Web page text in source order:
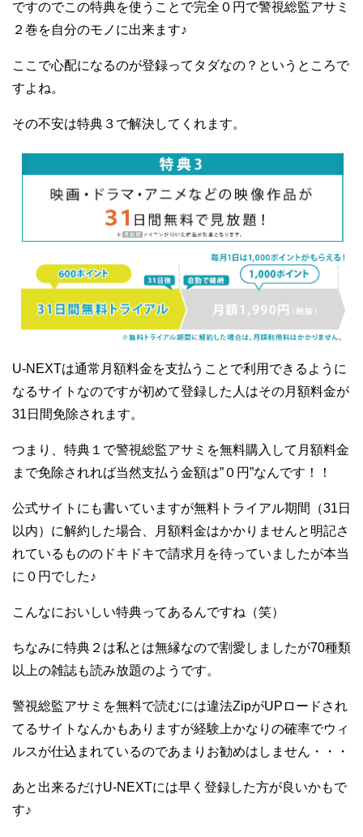
ですのでこの特典を使うことで完全０円で警視総監アサミ
２巻を自分のモノに出来ます♪
ここで心配になるのが登録ってタダなの？というところで
すよね。
その不安は特典３で解決してくれます。
U-NEXTは通常月額料金を支払うことで利用できるように
なるサイトなのですが初めて登録した人はその月額料金が
31日間免除されます。
つまり、特典１で警視総監アサミを無料購入して月額料金
まで免除されれば当然支払う金額は”０円”なんです！！
公式サイトにも書いていますが無料トライアル期間（31日
以内）に解約した場合、月額料金はかかりませんと明記さ
れているもののドキドキで請求月を待っていましたが本当
に０円でした♪
こんなにおいしい特典ってあるんですね（笑）
ちなみに特典２は私とは無縁なので割愛しましたが70種類
以上の雑誌も読み放題のようです。
警視総監アサミを無料で読むには違法ZipがUPロードされ
てるサイトなんかもありますが経験上かなりの確率でウィ
ルスが仕込まれているのであまりお勧めはしません・・・
あと出来るだけU-NEXTには早く登録した方が良いかもで
す♪